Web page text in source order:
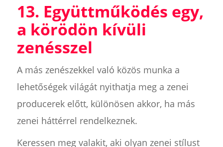
13. Együttműködés egy,
a körödön kívüli
zenésszel
A más zenészekkel való közös munka a
lehetőségek világát nyithatja meg a zenei
producerek előtt, különösen akkor, ha más
zenei háttérrel rendelkeznek.
Keressen meg valakit, aki olyan zenei stílust